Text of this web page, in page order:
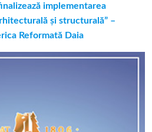
implementarea
și structurală” –
Reformată Daia